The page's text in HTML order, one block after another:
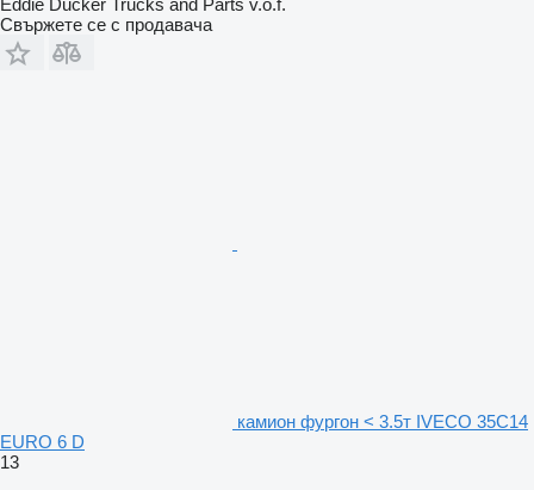
Свържете се с продавача
камион фургон < 3.5т IVECO 35C14
EURO 6 D
13